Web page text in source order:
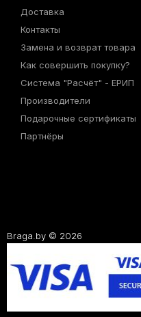
Доставка
Контакты
Замена и возврат товара
Как совершить покупку?
Система "Расчёт" - ЕРИП
Производители
Подарочные сертификаты
Партнёры
Braga.by © 2026